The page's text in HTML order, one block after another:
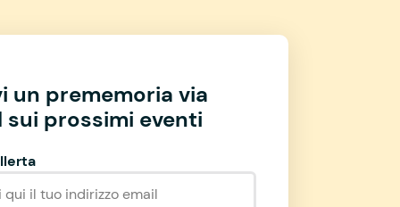
un prememoria via
sui prossimi eventi